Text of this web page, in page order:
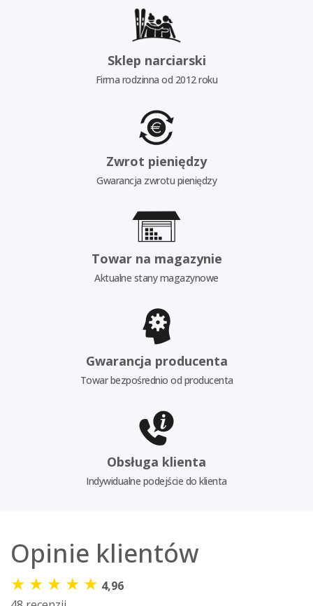
Sklep narciarski
Firma rodzinna od 2012 roku
Zwrot pieniędzy
Gwarancja zwrotu pieniędzy
Towar na magazynie
Aktualne stany magazynowe
Gwarancja producenta
Towar bezpośrednio od producenta
Obsługa klienta
Indywidualne podejście do klienta
Opinie klientów
★ ★ ★ ★ ★ 4,96